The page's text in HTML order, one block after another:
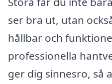
ser bra ut, utan
hållbar och
professionella
ger dig sinnesro, så